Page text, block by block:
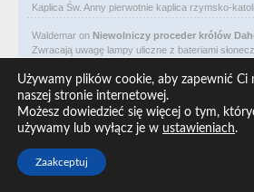
Kaplica Św. Anny pierwotnie kaplica rzymsko-
Waldemar on Niewolniczy proceder królów
Zwracają uwagę lampy uliczne z bateriami
Waldemar on Adam Asnyk. Poeta z mojego
CIEKAWOSTKA że pod banderą Malty pływa
Waldemar on
Historia na Wawelskim Wzgórzu
Michał Bogoria Skotnicki (1775–1808). Portret
Używamy plików cookie, aby zapewnić Ci
naszej stronie internetowej.
Możesz dowiedzieć się więcej o tym,
używamy lub wyłącz je w ustawieniach.
Zaakceptuj